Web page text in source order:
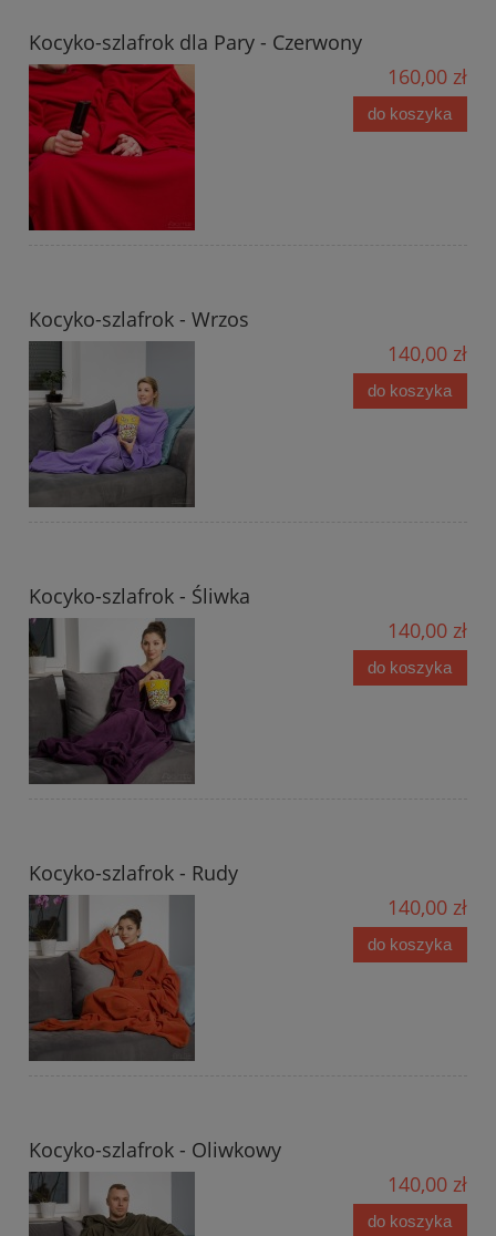
Kocyko-szlafrok dla Pary - Czerwony
160,00 zł
do koszyka
Kocyko-szlafrok - Wrzos
140,00 zł
do koszyka
Kocyko-szlafrok - Śliwka
140,00 zł
do koszyka
Kocyko-szlafrok - Rudy
140,00 zł
do koszyka
Kocyko-szlafrok - Oliwkowy
140,00 zł
do koszyka